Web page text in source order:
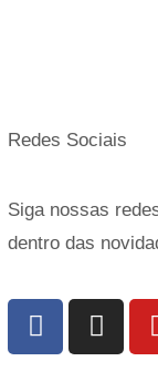
Redes Sociais
Siga nossas
dentro das